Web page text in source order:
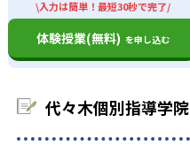
代々木個別指導学院ではコ
を採用している。これに
析し、間違えやすい出題傾
服し、忘れることなく学力
校が終わる時間など、プラ
成。曜日から時間まで自由
塾に通いながら習い事や
ベートと両立できる。
急な用事ができて休みたい
振替ができる。また1教科
度授業のコマ数や受講科目
事故があった場合に補償し
\入力は簡単！最短30秒で完了/
体験授業(無料) を申し込む
代々木個別指導学